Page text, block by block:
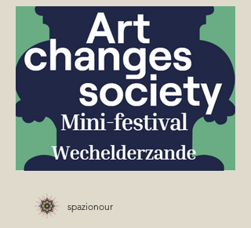
spazionour